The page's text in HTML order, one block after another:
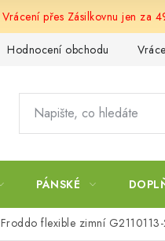
Vrácení přes Zásilkovnu jen za
Hodnocení obchodu
PÁNSKÉ
Froddo flexible zimní